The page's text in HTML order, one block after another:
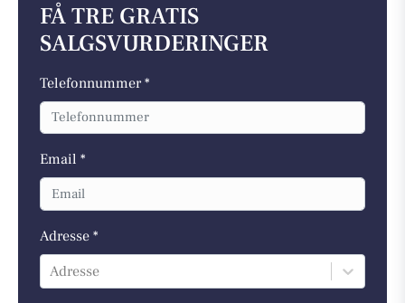
FÅ TRE GRATIS
SALGSVURDERINGER
Telefonnummer *
Email *
Adresse *
Adresse